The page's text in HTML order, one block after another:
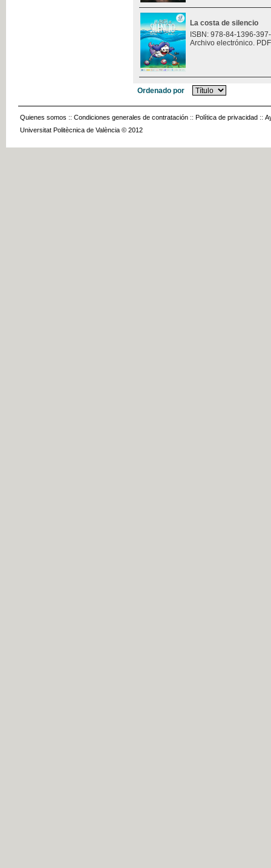
La costa de silencio
ISBN: 978-84-1396-
Archivo electrónico.
Ordenado por
Quienes somos :: Condiciones generales de contratación :: Política de privacidad ::
Universitat Politècnica de València © 2012